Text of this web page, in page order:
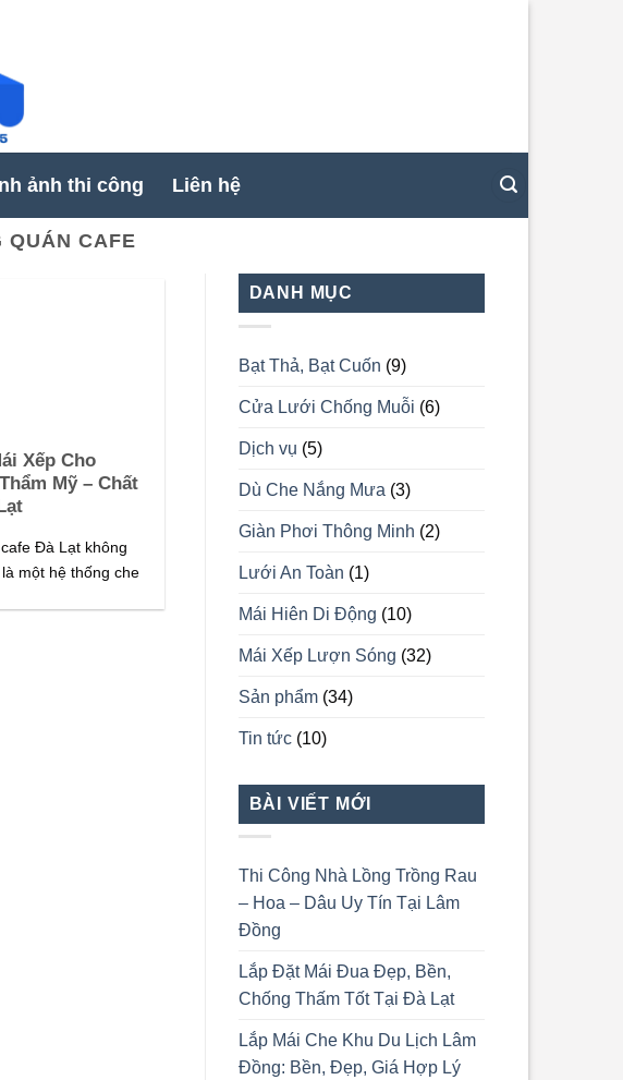
ảnh thi công Liên hệ
QUÁN CAFE
Xếp Cho
Mỹ – Chất
Đà Lạt không
một hệ thống che
DANH MỤC
Bạt Thả, Bạt Cuốn (9)
Cửa Lưới Chống Muỗi (6)
Dịch vụ (5)
Dù Che Nắng Mưa (3)
Giàn Phơi Thông Minh (2)
Lưới An Toàn (1)
Mái Hiên Di Động (10)
Mái Xếp Lượn Sóng (32)
Sản phẩm(34)
Tin tức(10)
BÀI VIẾT MỚI
Thi Công Nhà Lồng Trồng Rau
– Hoa – Dâu Uy Tín Tại Lâm
Đồng
Lắp Đặt Mái Đua Đẹp, Bền,
Chống Thấm Tốt Tại Đà Lạt
Lắp Mái Che Khu Du Lịch Lâm
Đồng: Bền, Đẹp, Giá Hợp Lý